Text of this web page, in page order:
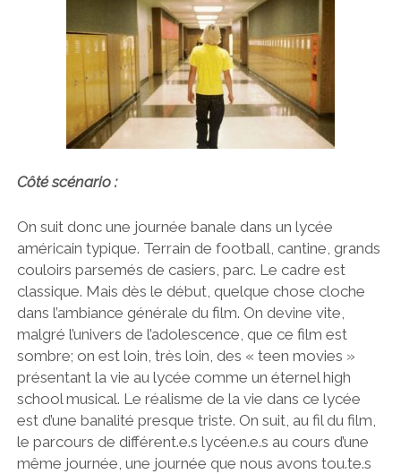
Côté scénario :
On suit donc une journée banale dans un lycée
américain typique. Terrain de football, cantine, grands
couloirs parsemés de casiers, parc. Le cadre est
classique. Mais dès le début, quelque chose cloche
dans l’ambiance générale du film. On devine vite,
malgré l’univers de l’adolescence, que ce film est
sombre; on est loin, très loin, des « teen movies »
présentant la vie au lycée comme un éternel high
school musical. Le réalisme de la vie dans ce lycée
est d’une banalité presque triste. On suit, au fil du film,
le parcours de différent.e.s lycéen.e.s au cours d’une
même journée, une journée que nous avons tou.te.s